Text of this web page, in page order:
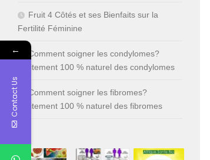
Fruit 4 Côtés et ses Bienfaits sur la
Fertilité Féminine
Comment soigner les condylomes?
Traitement 100 % naturel des condylomes
Comment soigner les fibromes?
Traitement 100 % naturel des fibromes
←
Contact Us